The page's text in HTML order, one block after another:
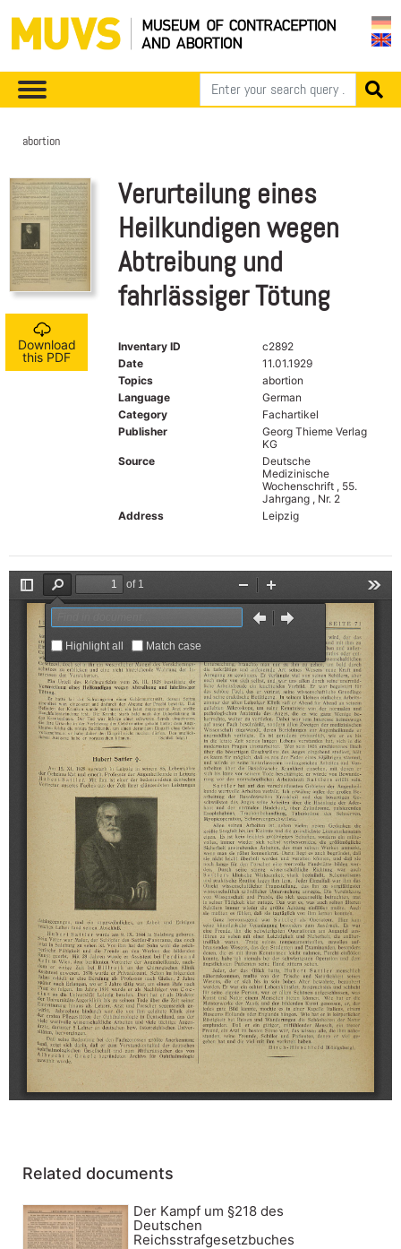
abortion
Download
this PDF
Verurteilung eines
Heilkundigen wegen
Abtreibung und
fahrlässiger Tötung
Inventary ID
c2892
Date
11.01.1929
Topics
abortion
Language
German
Category
Fachartikel
Publisher
Georg Thieme Verlag
KG
Source
Deutsche
Medizinische
Wochenschrift , 55.
Jahrgang , Nr. 2
Address
Leipzig
Related documents
Der Kampf um §218 des
Deutschen
Reichsstrafgesetzbuches